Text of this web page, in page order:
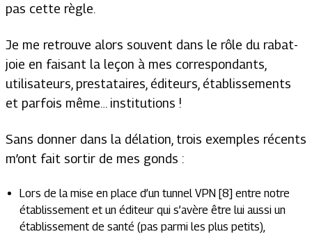
pas cette règle.
Je me retrouve alors souvent dans le rôle du rabat-
joie en faisant la leçon à mes correspondants,
utilisateurs, prestataires, éditeurs, établissements
et parfois même… institutions !
Sans donner dans la délation, trois exemples récents
m’ont fait sortir de mes gonds :
Lors de la mise en place d’un tunnel VPN [8] entre notre
établissement et un éditeur qui s’avère être lui aussi un
établissement de santé (pas parmi les plus petits),